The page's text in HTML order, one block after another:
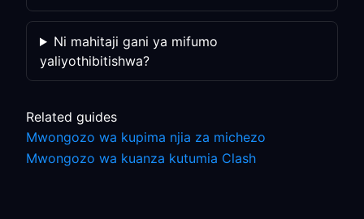
Ni mahitaji gani ya mifumo
yaliyothibitishwa?
Related guides
Mwongozo wa kupima njia za michezo
Mwongozo wa kuanza kutumia Clash